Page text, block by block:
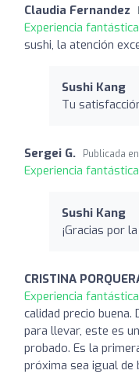
Claudia Fernandez
Experiencia
sushi, la atención
Sushi Kang
Tu
Sergei G. Publicada en
Experiencia
Sushi Kang
¡Gracias por
CRISTINA
Experiencia
calidad precio buena.
para llevar, este es
probado. Es la
próxima sea igual de